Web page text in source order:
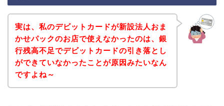
実は、私のデビットカードが新設法人おま
かせパックのお店で使えなかったのは、銀
行残高不足でデビットカードの引き落とし
ができていなかったことが原因みたいなん
ですよね～